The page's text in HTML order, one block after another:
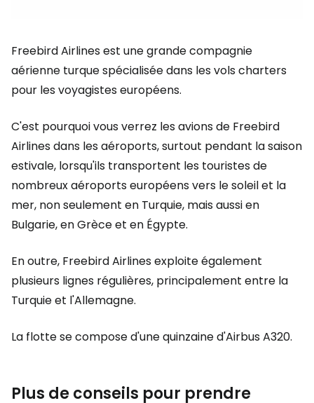
Freebird Airlines est une grande compagnie
aérienne turque spécialisée dans les vols charters
pour les voyagistes européens.
C'est pourquoi vous verrez les avions de Freebird
Airlines dans les aéroports, surtout pendant la saison
estivale, lorsqu'ils transportent les touristes de
nombreux aéroports européens vers le soleil et la
mer, non seulement en Turquie, mais aussi en
Bulgarie, en Grèce et en Égypte.
En outre, Freebird Airlines exploite également
plusieurs lignes régulières, principalement entre la
Turquie et l'Allemagne.
La flotte se compose d'une quinzaine d'Airbus A320.
Plus de conseils pour prendre